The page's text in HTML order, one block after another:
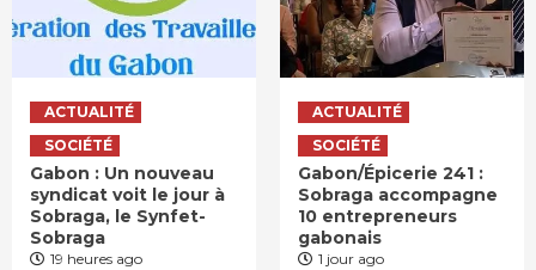
ACTUALITÉ
SOCIÉTÉ
Gabon : Un nouveau
syndicat voit le jour à
Sobraga, le Synfet-
Sobraga
19 heures ago
ACTUALITÉ
SOCIÉTÉ
Gabon/Épicerie 241 :
Sobraga accompagne
10 entrepreneurs
gabonais
1 jour ago